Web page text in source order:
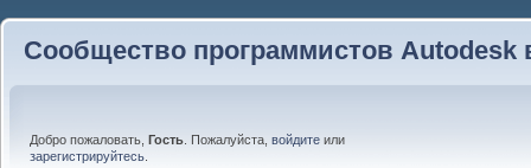
Сообщество программистов Autodesk
Добро пожаловать, Гость . Пожалуйста, войдите или
зарегистрируйтесь